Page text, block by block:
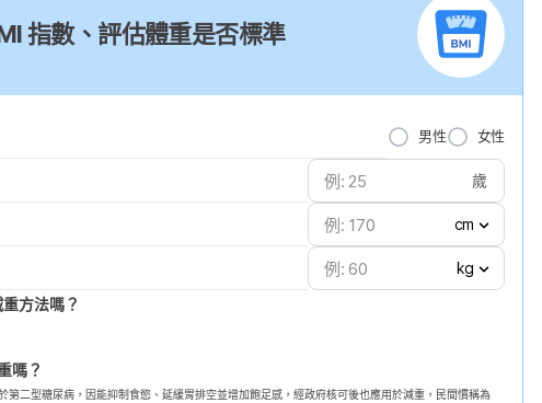
指數、評估體重是否標準
男性 女性
歲
cm
kg
方法嗎？
嗎？
二型糖尿病，因能抑制食慾、延緩胃排空並增加飽足感，經政府核可後也應用於減重，民間慣稱為